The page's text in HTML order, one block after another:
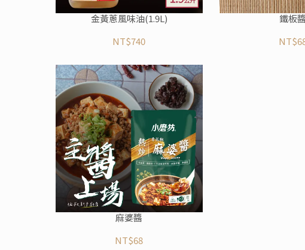
金黃蔥風味油(1.9L)
NT$740
鐵板醬
麻婆醬
NT$68